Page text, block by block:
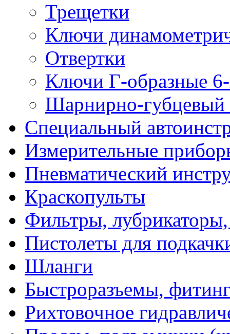
Трещетки
Ключи
Отвертки
Ключи Г-образные
Шарнирно-губцевый
Специальный
Измерительные
Пневматический
Краскопульты
Фильтры,
Пистолеты для
Шланги
Быстроразъемы,
Рихтовочное